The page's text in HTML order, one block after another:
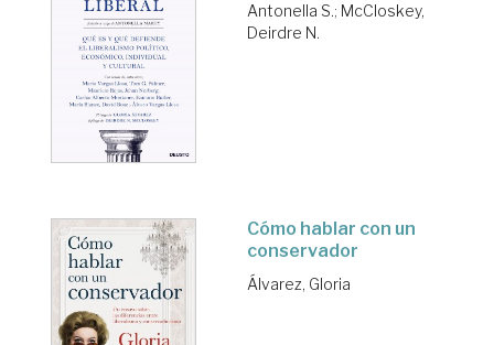
Antonella S.; McCloskey,
Deirdre N.
Cómo hablar con un
conservador
Álvarez, Gloria